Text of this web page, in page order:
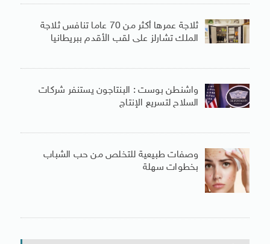
ثلاجة عمرها أكثر من 70 عاما تنافس ثلاجة
الملك تشارلز على لقب الأقدم ببريطانيا
واشنطن بوست : البنتاجون يستنفر شركات
السلاح لتسريع الإنتاج
وصفات طبيعية للتخلص من حب الشباب
بخطوات سهلة